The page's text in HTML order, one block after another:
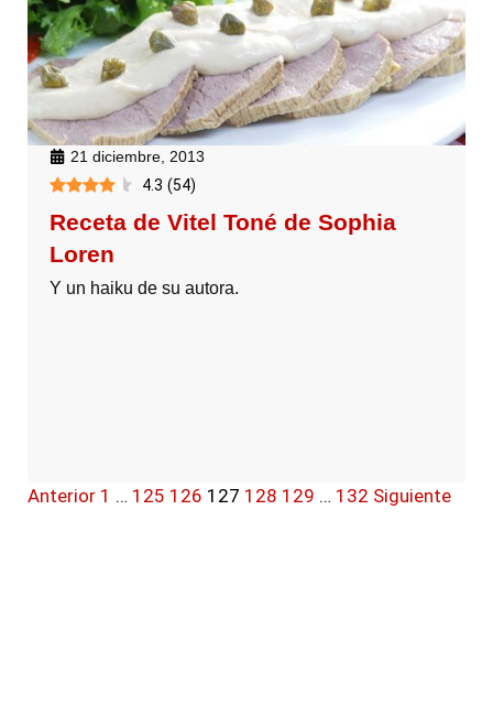
21 diciembre, 2013
4.3 (54)
Receta de Vitel Toné de Sophia
Loren
Y un haiku de su autora.
Anterior 1 … 125 126 127 128 129 … 132 Siguiente